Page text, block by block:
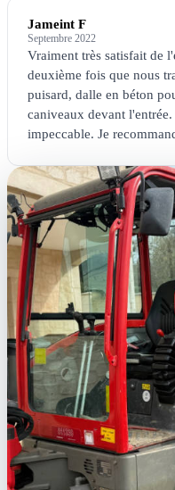
Jameint F
Septembre 2022
Vraiment très satisfait de
deuxième fois que nous
puisard, dalle en béton
caniveaux devant
impeccable. Je